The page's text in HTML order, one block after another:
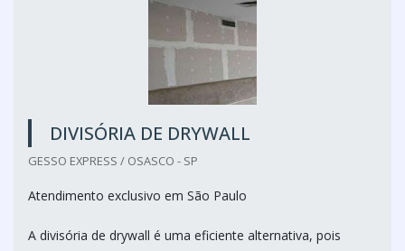
DIVISÓRIA DE DRYWALL
GESSO EXPRESS / OSASCO - SP
Atendimento exclusivo em São Paulo
A divisória de drywall é uma eficiente alternativa, pois